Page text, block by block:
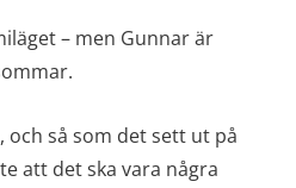
– men Gunnar är
och så som det sett ut på
att det ska vara några